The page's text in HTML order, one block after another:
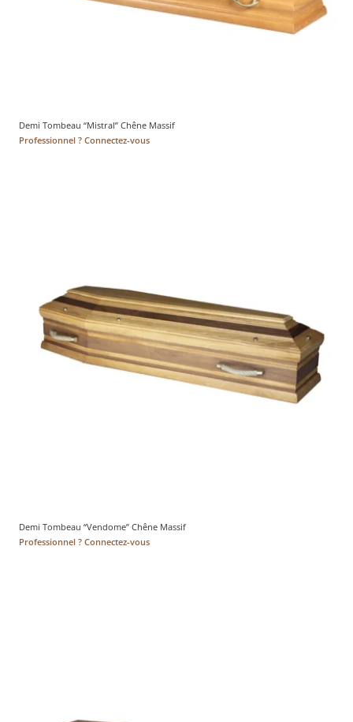
Demi Tombeau “Mistral” Chêne Massif
Professionnel ? Connectez-vous
Demi Tombeau “Vendome” Chêne Massif
Professionnel ? Connectez-vous